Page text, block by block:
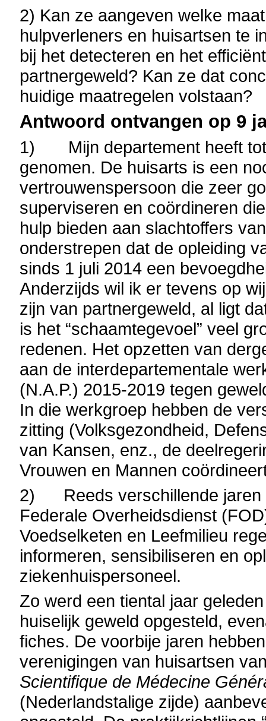
2) Kan ze aangeven welke
hulpverleners en huisartsen te
bij het detecteren en het
partnergeweld? Kan ze dat
huidige maatregelen volstaan?
Antwoord ontvangen op 9
1)
Mijn departement heeft
genomen. De huisarts is een
vertrouwenspersoon die zeer
superviseren en coördineren
hulp bieden aan slachtoffers
onderstrepen dat de opleiding
sinds 1 juli 2014 een
Anderzijds wil ik er tevens op
zijn van partnergeweld, al ligt
is het “schaamtegevoel” veel
redenen. Het opzetten van
aan de interdepartementale
(N.A.P.) 2015-2019 tegen
In die werkgroep hebben de
zitting (Volksgezondheid,
van Kansen, enz., de
Vrouwen en Mannen
2) Reeds verschillende jaren
Federale Overheidsdienst
Voedselketen en Leefmilieu
informeren, sensibiliseren en
ziekenhuispersoneel.
Zo werd een tiental jaar
huiselijk geweld opgesteld,
fiches. De voorbije jaren
verenigingen van huisartsen
Scientifique de Médecine
(Nederlandstalige zijde)